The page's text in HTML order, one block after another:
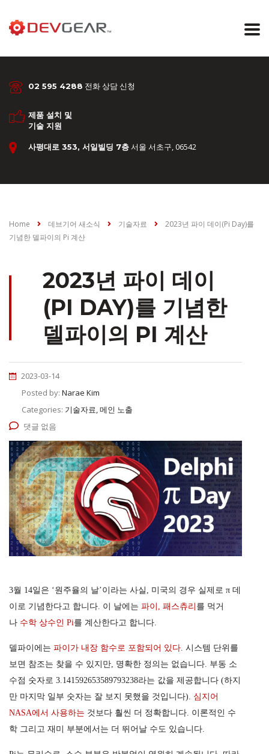
02 595 4288 전화 상담 신청
제품 설치 및
기술 지원
사평대로 353, 서일빌딩 7층서울 서초구, 06542
Home 데브기어 새소식 기술자료
2023년 파이 데이(Pi Day)를
기념한 델파이의 Pi 계산
2023년 파이 데이
(PI DAY)를 기념한
델파이의 PI 계산
2023-03-14
Posted by: Narae Kim
Categories: 기술자료, 메인 노출
댓글 없음
3월 14일은 ‘원주율의 날’이라는 사실, 미국의 경우 실제로 π 데
이로 기념한다고 합니다. 이 날에는 파이, 패스츄리 를 먹거
나 수학 상수인 Pi를 계산한다고 합니다.
델파이에는 파이가 내장 함수로 포함되어 있다. 시스템 단위를
보면 참조는 찾을 수 있지만, 명확한 정의는 없습니다. 부동 소
수점 숫자로 3.141592653589793238라는 값을 제공합니다 (하지
만 마지막 일부 숫자는 잘 보지 못했을 것입니다). 심지어
NASA에서 사용하는 것보다 훨씬 더 정확합니다. 이론적인 수
학 그리고 재미 부분에서는 더 뛰어날 수도 있습니다.